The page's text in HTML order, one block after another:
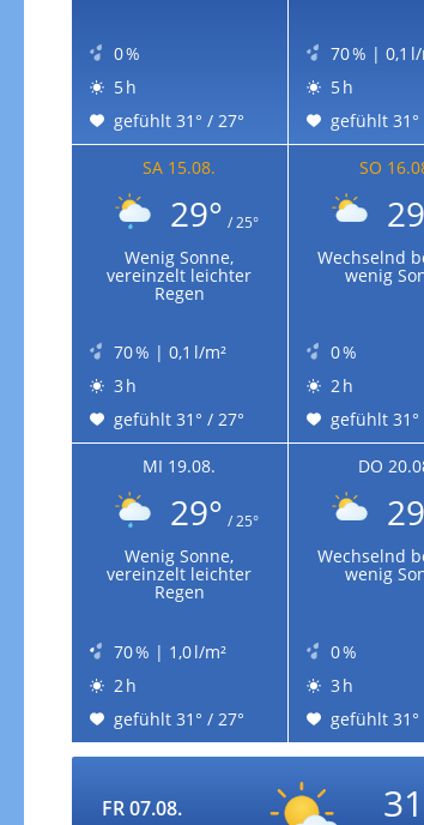
0 %
5 h
gefühlt 31° / 27°
70 % | 0,1 l/
5 h
gefühlt 31°
SA 15.08.
29° / 25°
Wenig Sonne,
vereinzelt leichter
Regen
70 % | 0,1 l/m²
3 h
gefühlt 31° / 27°
SO
Wechselnd
wenig
0 %
2 h
gefühlt 31°
MI 19.08.
29° / 25°
Wenig Sonne,
vereinzelt leichter
Regen
70 % | 1,0 l/m²
2 h
gefühlt 31° / 27°
DO
Wechselnd
wenig
0 %
3 h
gefühlt 31°
FR 07.08.